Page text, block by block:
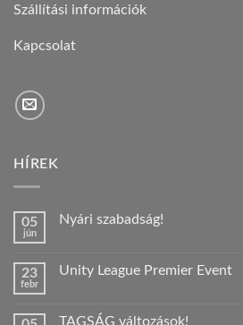
Szállítási információk
Kapcsolat
HÍREK
05
jún
Nyári szabadság!
Nyári
23
febr
Unity League Premier Event
TAGSÁG változások!